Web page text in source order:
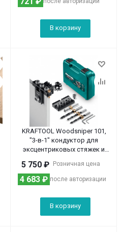
В корзину
KRAFTOOL Woodsniper 101,
″3-в-1″ кондуктор для
эксцентриковых стяжек и
Розничная цена
5 750 ₽
после авторизации
4 683 ₽
В корзину